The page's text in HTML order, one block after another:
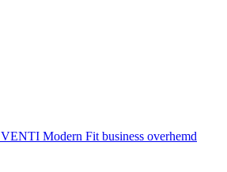
VENTI Modern Fit business overhemd